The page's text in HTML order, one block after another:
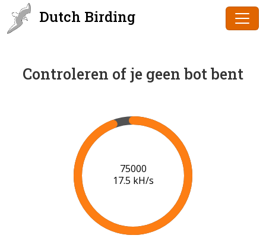
Dutch Birding
Controleren of je geen bot bent
76000
17.5 kH/s